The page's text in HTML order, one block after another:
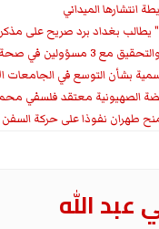
انتشارها الميداني
يطالب بغداد برد صريح على
في صحة الديوانية
بشأن التوسع في الجامعات
الصهيونية معتقد فلسفي
طهران نفوذا على حركة
عبد الله